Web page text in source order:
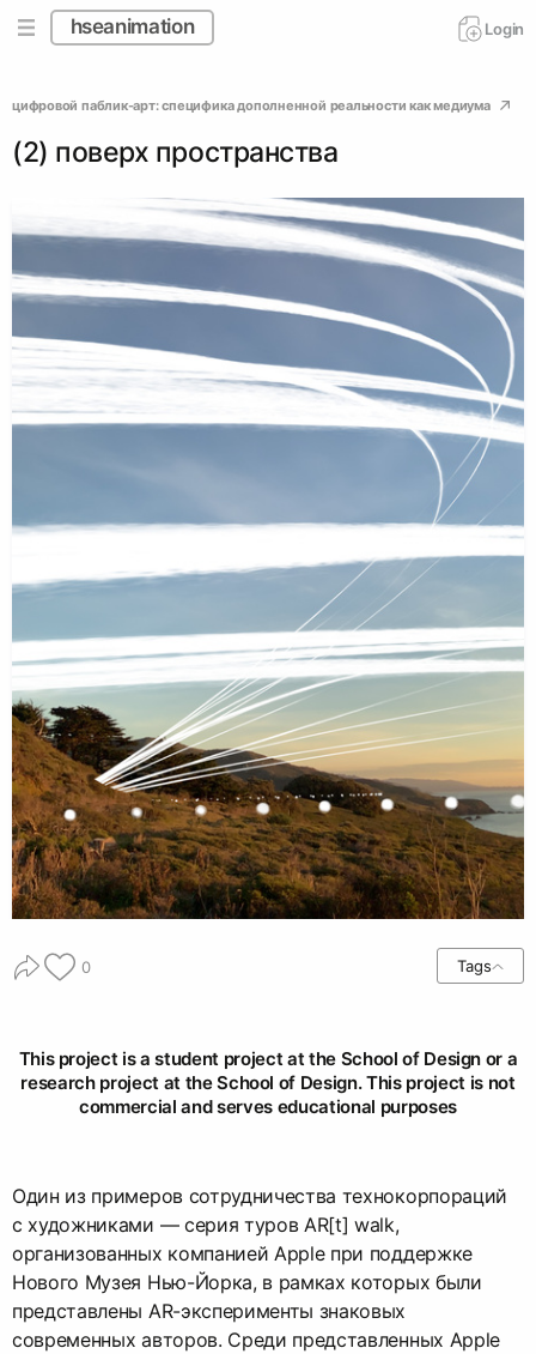
hseanimation Login
цифровой паблик-арт: специфика дополненной реальности как медиума
(2) поверх пространства
0 Tags
This project is a student project at the School of Design or a
research project at the School of Design. This project is not
commercial and serves educational purposes
Один из примеров сотрудничества технокорпораций
с художниками — серия туров AR[t] walk,
организованных компанией Apple при поддержке
Нового Музея Нью-Йорка, в рамках которых были
представлены AR-эксперименты знаковых
современных авторов. Среди представленных Apple